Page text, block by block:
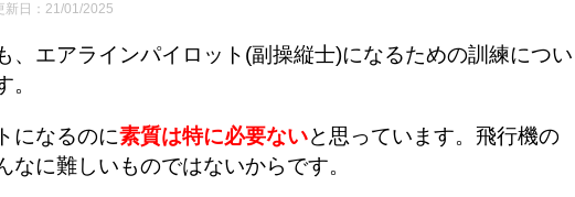
日： 21/01/2025
、エアラインパイロット(副操縦士)になるための訓練につい
。
になるのに素質は特に必要ないと思っています。飛行機の
なに難しいものではないからです。